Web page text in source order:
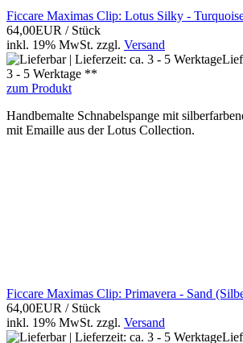
Ficcare Maximas Clip: Lotus Silky -
64,00EUR / Stück
inkl. 19% MwSt. zzgl. Versand
3 - 5 Werktage **
zum Produkt
Handbemalte Schnabelspange mit
mit Emaille aus der Lotus Collection.
Ficcare Maximas Clip: Primavera - Sand
64,00EUR / Stück
inkl. 19% MwSt. zzgl. Versand